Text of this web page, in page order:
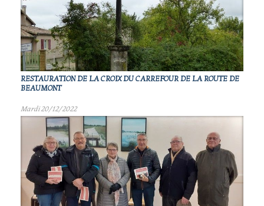
RESTAURATION DE LA CROIX DU CARREFOUR DE LA ROUTE DE
BEAUMONT
Mardi 20/12/2022